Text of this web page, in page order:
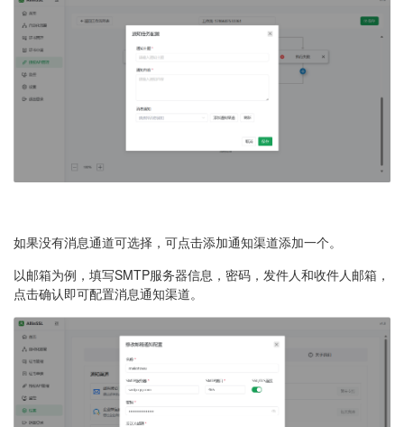
如果没有消息通道可选择，可点击添加通知渠道添加一个。
以邮箱为例，填写SMTP服务器信息，密码，发件人和收件人邮箱，
点击确认即可配置消息通知渠道。